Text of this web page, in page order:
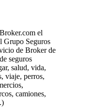
el
Grupo Seguros
de Broker de
seguros
salud, vida,
viaje, perros,
camiones,